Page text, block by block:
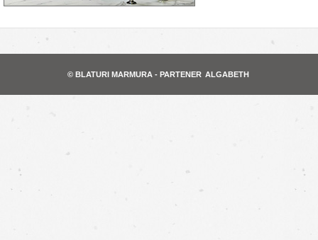
© BLATURI MARMURA - PARTENER ALGABETH